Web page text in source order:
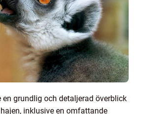
en grundlig och detaljerad överblick
inklusive en omfattande